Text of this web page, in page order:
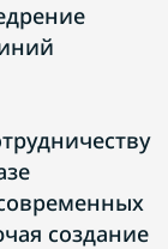
создание